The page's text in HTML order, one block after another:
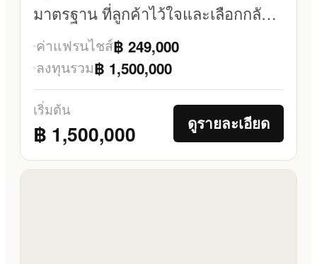
มาตรฐาน ที่ลูกค้าไว้ใจและเลือกกลับ
มาใช้ซ้ำ
ค่าแฟรนไชส์฿ 249,000
ลงทุนรวม฿ 1,500,000
เริ่มต้น
฿ 1,500,000 ดูรายละเอียด